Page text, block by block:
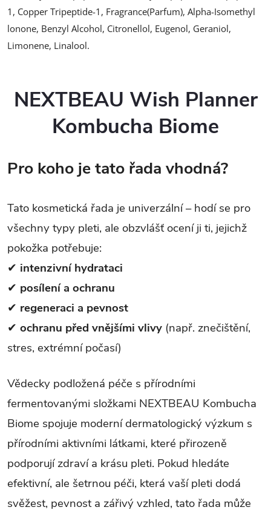
1, Copper Tripeptide-1, Fragrance(Parfum), Alpha-Isomethyl
lonone, Benzyl Alcohol, Citronellol, Eugenol, Geraniol,
Limonene, Linalool.
NEXTBEAU Wish Planner
Kombucha Biome
Pro koho je tato řada vhodná?
Tato kosmetická řada je univerzální – hodí se pro
všechny typy pleti, ale obzvlášť ocení ji ti, jejichž
pokožka potřebuje:
✔ intenzivní hydrataci
✔ posílení a ochranu
✔ regeneraci a pevnost
✔ ochranu před vnějšími vlivy (např. znečištění,
stres, extrémní počasí)
Vědecky podložená péče s přírodními
fermentovanými složkami NEXTBEAU Kombucha
Biome spojuje moderní dermatologický výzkum s
přírodními aktivními látkami, které přirozeně
podporují zdraví a krásu pleti. Pokud hledáte
efektivní, ale šetrnou péči, která vaší pleti dodá
svěžest, pevnost a zářivý vzhled, tato řada může